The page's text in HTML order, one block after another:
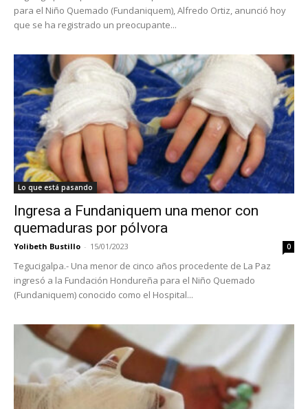
para el Niño Quemado (Fundaniquem), Alfredo Ortiz, anunció hoy
que se ha registrado un preocupante...
Lo que está pasando
Ingresa a Fundaniquem una menor con
quemaduras por pólvora
Yolibeth Bustillo - 15/01/2023 0
Tegucigalpa.- Una menor de cinco años procedente de La Paz
ingresó a la Fundación Hondureña para el Niño Quemado
(Fundaniquem) conocido como el Hospital...